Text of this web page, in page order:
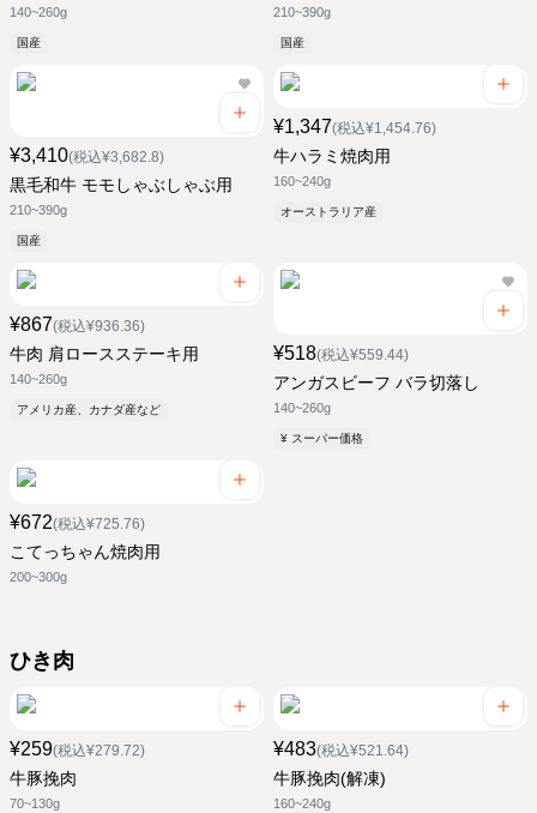
140~260g
国産
210~390g
国産
¥3,410(税込¥3,682.8)
黒毛和牛 モモしゃぶしゃぶ用
210~390g
国産
¥1,347(税込¥1,454.76)
牛ハラミ焼肉用
160~240g
オーストラリア産
¥867(税込¥936.36)
牛肉 肩ロースステーキ用
140~260g
アメリカ産、カナダ産など
¥518(税込¥559.44)
アンガスビーフ バラ切落し
140~260g
¥ スーパー価格
¥672(税込¥725.76)
こてっちゃん焼肉用
200~300g
ひき肉
¥259(税込¥279.72)
牛豚挽肉
70~130g
¥483(税込¥521.64)
牛豚挽肉(解凍)
160~240g